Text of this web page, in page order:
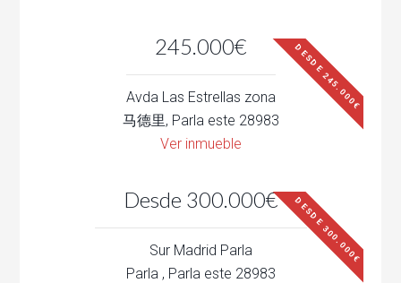
245.000€ DESDE 245.000€
Avda Las Estrellas zona
马德里, Parla este 28983
Ver inmueble
Desde 300.000€ DESDE 300.000€
Sur Madrid Parla
Parla , Parla este 28983